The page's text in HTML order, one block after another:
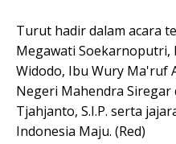
Turut hadir dalam acara
Megawati Soekarnoputri,
Widodo, Ibu Wury Ma'ruf
Negeri Mahendra Siregar
Tjahjanto, S.I.P. serta
Indonesia Maju. (Red)